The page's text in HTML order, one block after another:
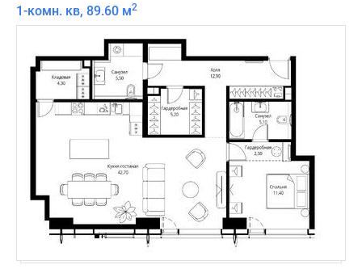
1-комн. кв, 89.60 м2